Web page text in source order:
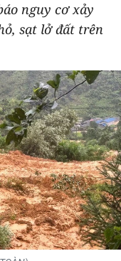
nguy cơ xảy
sạt lở đất trên